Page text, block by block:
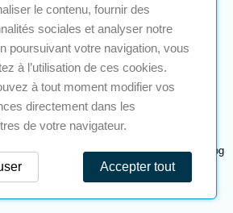
Tous droits réservés. Une réalisationNavilog
le contenu, fournir des
sociales et analyser notre
poursuivant votre navigation, vous
à l’utilisation de ces cookies.
à tout moment modifier vos
directement dans les
de votre navigateur.
Accepter tout